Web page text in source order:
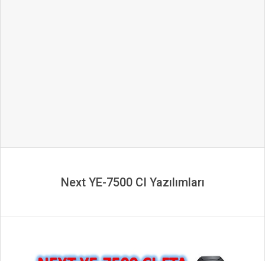
Next YE-7500 CI Yazılımları